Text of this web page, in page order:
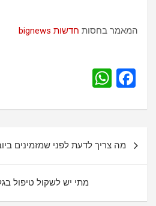
המאמר בחסות חדשות bignews
F
ce
o
at
s
A
p
p
מה צריך לדעת לפני שמזמינים
מתי יש לשקול טיפול